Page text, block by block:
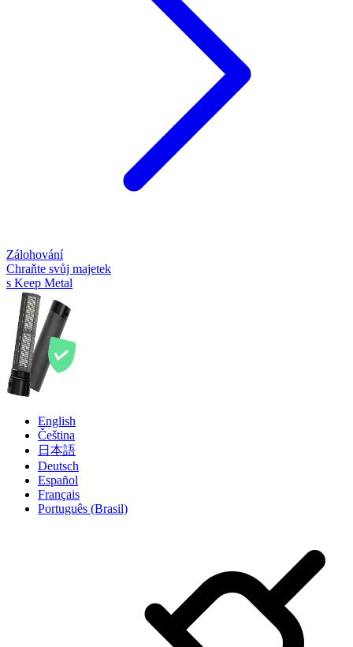
Zálohování
Chraňte svůj majetek
s Keep Metal
English
Čeština
日本語
Deutsch
Español
Français
Português (Brasil)